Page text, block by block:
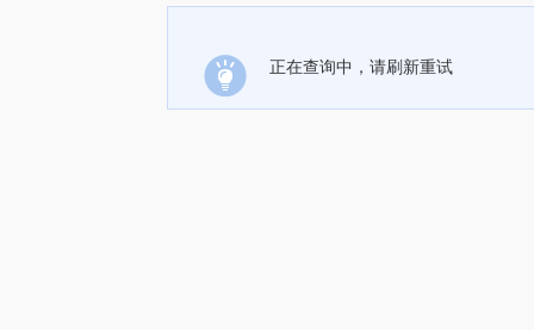
正在查询中，请刷新重试